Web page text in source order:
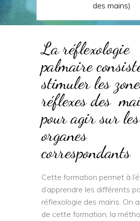
des mains)
La réflexologie
palmaire
stimuler les
réflexes des
pour agir sur les
organes
correspondants
Cette formation permet à
d’apprendre les différents
réflexologie des mains. On
de cette formation, la